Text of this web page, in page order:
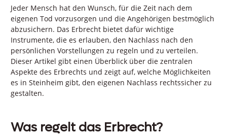
Jeder Mensch hat den Wunsch, für die Zeit nach dem
eigenen Tod vorzusorgen und die Angehörigen bestmöglich
abzusichern. Das Erbrecht bietet dafür wichtige
Instrumente, die es erlauben, den Nachlass nach den
persönlichen Vorstellungen zu regeln und zu verteilen.
Dieser Artikel gibt einen Überblick über die zentralen
Aspekte des Erbrechts und zeigt auf, welche Möglichkeiten
es in Steinheim gibt, den eigenen Nachlass rechtssicher zu
gestalten.
Was regelt das Erbrecht?